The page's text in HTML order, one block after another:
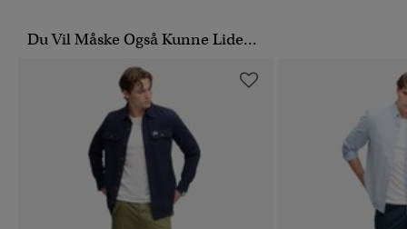
Du Vil Måske Også Kunne Lide...